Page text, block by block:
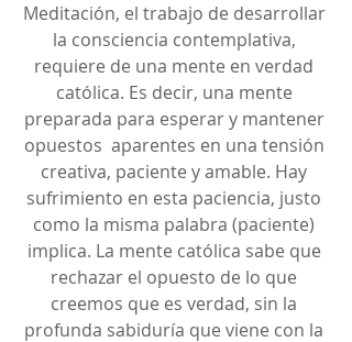
Meditación, el trabajo de desarrollar
la consciencia contemplativa,
requiere de una mente en verdad
católica. Es decir, una mente
preparada para esperar y mantener
opuestos  aparentes en una tensión
creativa, paciente y amable. Hay
sufrimiento en esta paciencia, justo
como la misma palabra (paciente)
implica. La mente católica sabe que
rechazar el opuesto de lo que
creemos que es verdad, sin la
profunda sabiduría que viene con la